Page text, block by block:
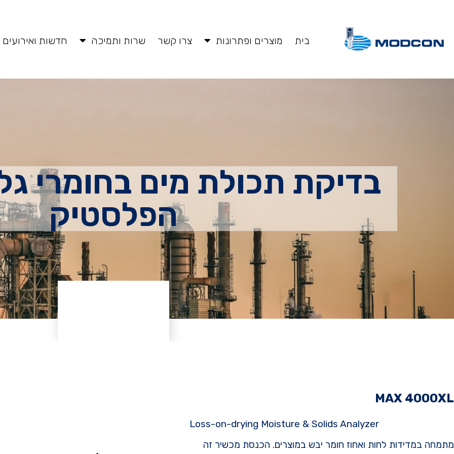
בית מוצרים ופתרונות צרו קשר שרות ותמיכה חדשות ואירועים
בדיקת תכולת מים בחומרי
הפלסטיק
MAX 4000XL
Loss-on-drying Moisture & Solids Analyzer
מתמחה במדידות לחות ואחוז חומר יבש במוצרים. הכנסת מכשיר זה